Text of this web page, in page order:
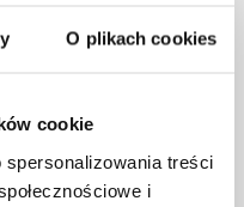
O plikach cookies
cookie
treści
i
wszystkie